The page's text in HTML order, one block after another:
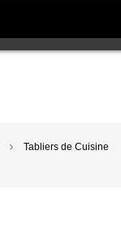
Tabliers de Cuisine